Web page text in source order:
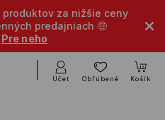
za nižšie ceny
predajniach 🤑
Pre neho
Účet Obľúbené Košík